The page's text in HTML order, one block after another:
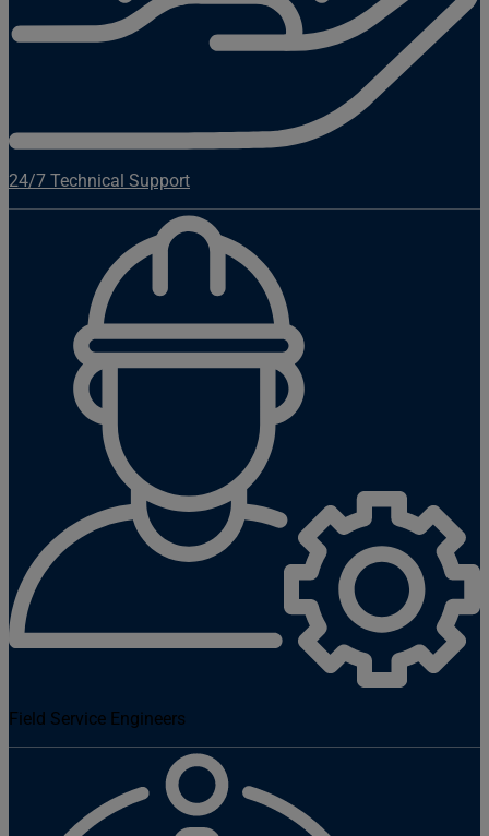
24/7 Technical Support
Field Service Engineers